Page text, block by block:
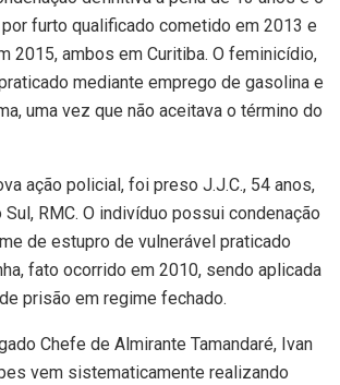
furto qualificado cometido em 2013 e
2015, ambos em Curitiba. O feminicídio,
mediante emprego de gasolina e
uma vez que não aceitava o término do
ação policial, foi preso J.J.C., 54 anos,
RMC. O indivíduo possui condenação
de estupro de vulnerável praticado
fato ocorrido em 2010, sendo aplicada
prisão em regime fechado.
Chefe de Almirante Tamandaré, Ivan
vem sistematicamente realizando